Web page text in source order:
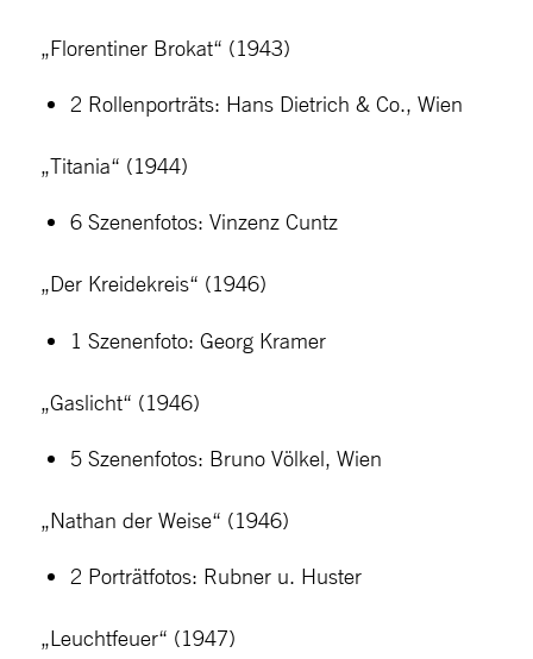
„Florentiner Brokat“ (1943)
2 Rollenporträts: Hans Dietrich & Co., Wien
„Titania“ (1944)
6 Szenenfotos: Vinzenz Cuntz
„Der Kreidekreis“ (1946)
1 Szenenfoto: Georg Kramer
„Gaslicht“ (1946)
5 Szenenfotos: Bruno Völkel, Wien
„Nathan der Weise“ (1946)
2 Porträtfotos: Rubner u. Huster
„Leuchtfeuer“ (1947)